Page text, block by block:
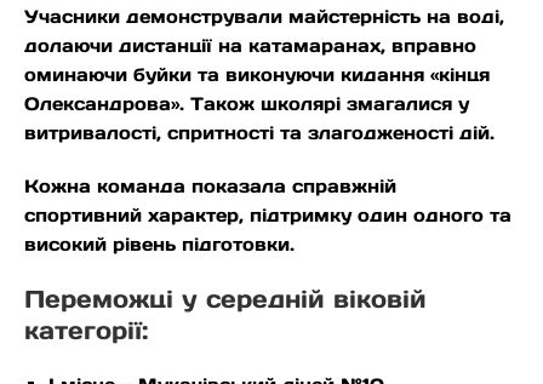
Учасники демонстрували майстерність на воді,
долаючи дистанції на катамаранах, вправно
оминаючи буйки та виконуючи кидання «кінця
Олександрова». Також школярі змагалися у
витривалості, спритності та злагодженості дій.
Кожна команда показала справжній
спортивний характер, підтримку один одного та
високий рівень підготовки.
Переможці у середній віковій
категорії: